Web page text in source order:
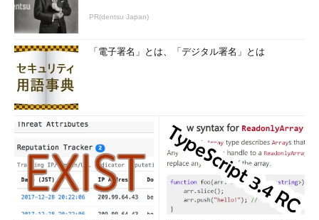
PR(dentsu Japan)
「電子署名」とは、「デジタル署名」とは